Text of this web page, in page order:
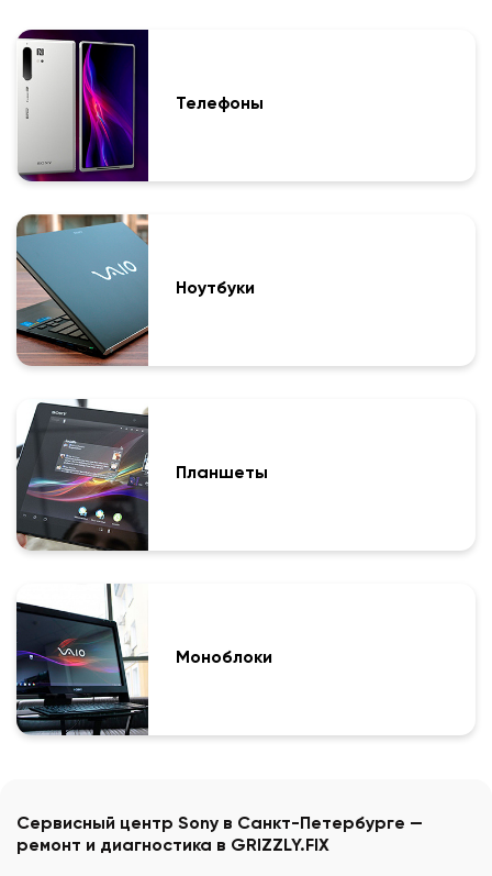
Телефоны
Ноутбуки
Планшеты
Моноблоки
Сервисный центр Sony в Санкт-Петербурге —
ремонт и диагностика в GRIZZLY.FIX